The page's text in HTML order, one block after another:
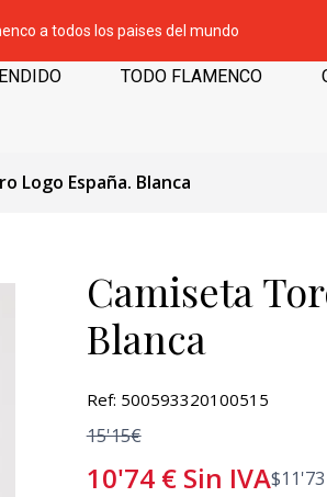
a todos los paises del mundo
TODO FLAMENCO
Logo España. Blanca
Camiseta
Blanca
Ref: 500593320100515
15'15€
10'74€ Sin IVA$11'73